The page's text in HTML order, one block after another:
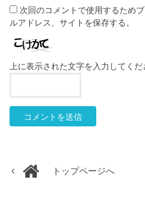
次回のコメントで使用するため
ルアドレス、サイトを保存する。
上に表示された文字を入力してくだ
トップページへ